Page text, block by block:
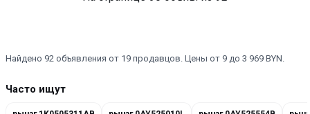
Найдено 92 объявления от 19 продавцов. Цены от 9 до 3 969 BYN.
Часто ищут